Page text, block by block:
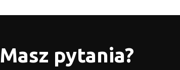
Masz pytania?